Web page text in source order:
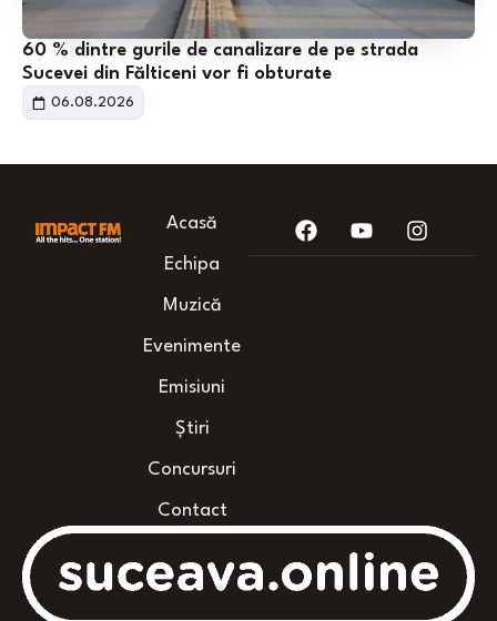
60 % dintre gurile de canalizare de pe strada
Sucevei din Fălticeni vor fi obturate
06.08.2026
Acasă
Echipa
Muzică
Evenimente
Emisiuni
Știri
Concursuri
Contact